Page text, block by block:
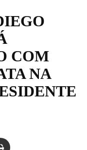
COM
NA